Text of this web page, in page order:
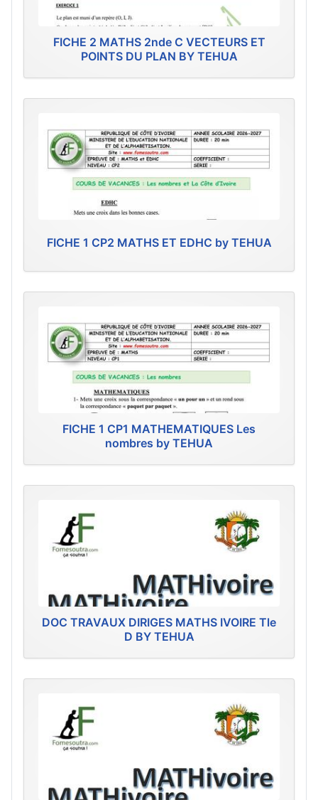
FICHE 2 MATHS 2nde C VECTEURS ET
POINTS DU PLAN BY TEHUA
FICHE 1 CP2 MATHS ET EDHC by TEHUA
FICHE 1 CP1 MATHEMATIQUES Les
nombres by TEHUA
DOC TRAVAUX DIRIGES MATHS IVOIRE Tle
D BY TEHUA